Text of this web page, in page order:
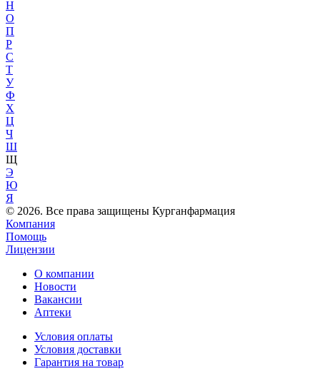
Н
О
П
Р
С
Т
У
Ф
Х
Ц
Ч
Ш
Щ
Э
Ю
Я
© 2026. Все права защищены Курганфармация
Компания
Помощь
Лицензии
О компании
Новости
Вакансии
Аптеки
Условия оплаты
Условия доставки
Гарантия на товар